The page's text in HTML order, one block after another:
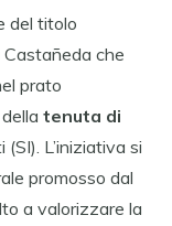
del titolo
che
prato
tenuta di
L’iniziativa si
promosso dal
a valorizzare la